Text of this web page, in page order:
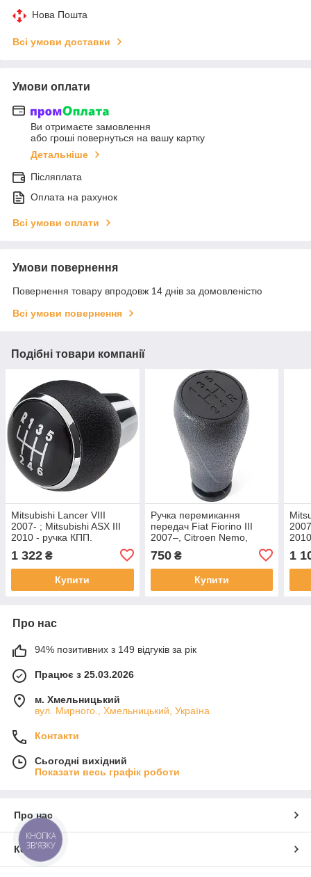
Нова Пошта
Всі умови доставки
Умови оплати
Ви отримаєте замовлення
або гроші повернуться на вашу картку
Детальніше
Післяплата
Оплата на рахунок
Всі умови оплати
Умови повернення
Повернення товару впродовж 14 днів за домовленістю
Всі умови повернення
Подібні товари компанії
Mitsubishi Lancer VIII
2007- ; Mitsubishi ASX III
2010 - ручка КПП.
перемикання передач 6ст
арт. DA-24009
1 322 ₴
Купити
Ручка перемикання
передач Fiat Fiorino III
2007–, Citroen Nemo,
ступенева + R, чорна
750₴
Купити
арт.
1
Про нас
94% позитивних з 149 відгуків за рік
Працює з 25.03.2026
м. Хмельницький
вул. Мирного., Хмельницький, Україна
Контакти
Сьогодні вихідний
Показати весь графік роботи
Про нас
Контакти
КНОПКА
ЗВ'ЯЗКУ